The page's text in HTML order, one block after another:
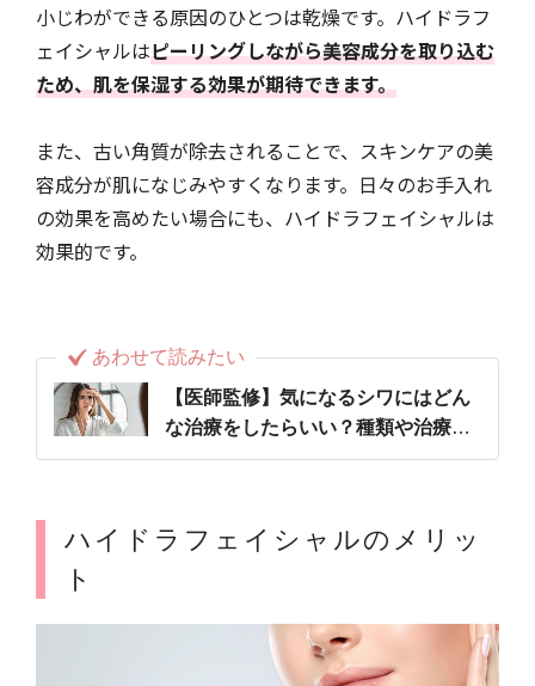
小じわができる原因のひとつは乾燥です。ハイドラフ
ェイシャルはピーリングしながら美容成分を取り込む
ため、肌を保湿する効果が期待できます。
また、古い角質が除去されることで、スキンケアの美
容成分が肌になじみやすくなります。日々のお手入れ
の効果を高めたい場合にも、ハイドラフェイシャルは
効果的です。
あわせて読みたい
【医師監修】気になるシワにはどん
な治療をしたらいい？種類や治療の
注意点も解説！
ハイドラフェイシャルのメリッ
ト